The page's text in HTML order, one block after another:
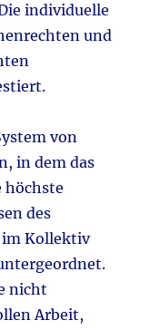
individuelle
und
von
in dem das
höchste
des
im Kollektiv
nicht
Arbeit,